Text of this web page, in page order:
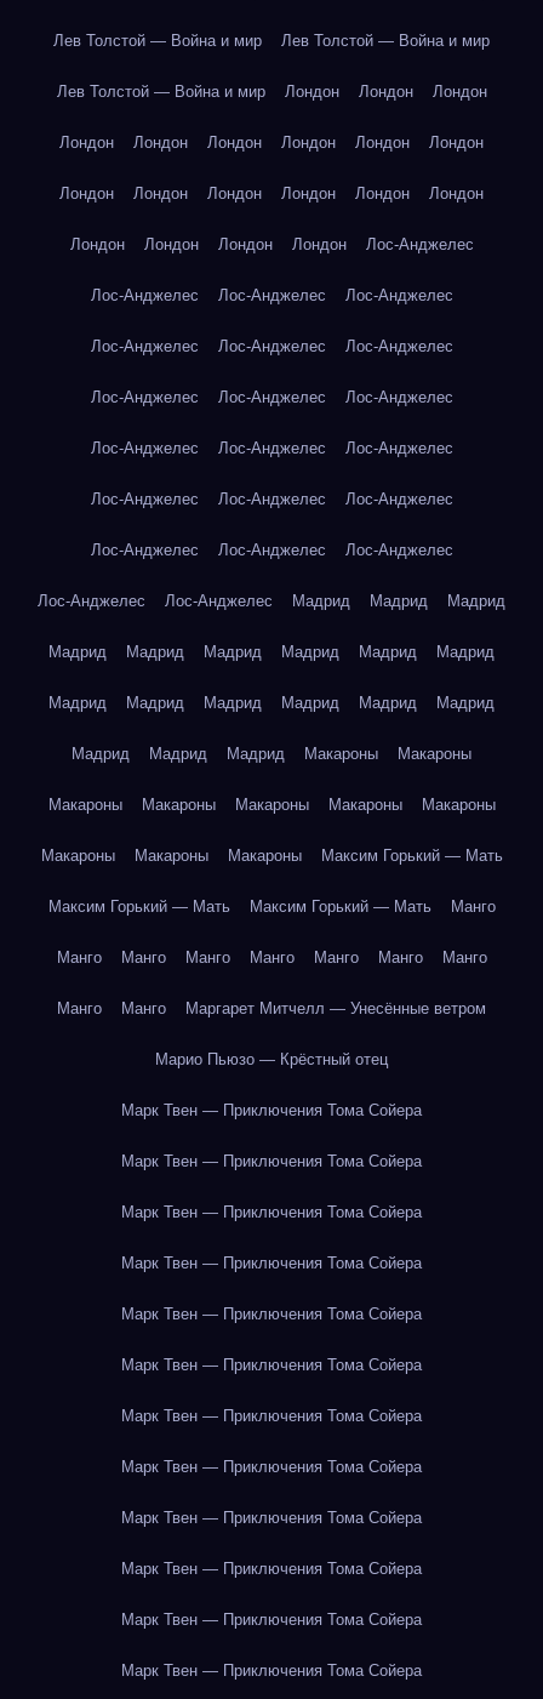
Лев Толстой — Война и мир Лев Толстой — Война и мир
Лев Толстой — Война и мир Лондон Лондон Лондон
Лондон Лондон Лондон Лондон Лондон Лондон
Лондон Лондон Лондон Лондон Лондон Лондон
Лондон Лондон Лондон Лондон Лос-Анджелес
Лос-Анджелес Лос-Анджелес Лос-Анджелес
Лос-Анджелес Лос-Анджелес Лос-Анджелес
Лос-Анджелес Лос-Анджелес Лос-Анджелес
Лос-Анджелес Лос-Анджелес Лос-Анджелес
Лос-Анджелес Лос-Анджелес Лос-Анджелес
Лос-Анджелес Лос-Анджелес Лос-Анджелес
Лос-Анджелес Лос-Анджелес Мадрид Мадрид Мадрид
Мадрид Мадрид Мадрид Мадрид Мадрид Мадрид
Мадрид Мадрид Мадрид Мадрид Мадрид Мадрид
Мадрид Мадрид Мадрид Макароны Макароны
Макароны Макароны Макароны Макароны Макароны
Макароны Макароны Макароны Максим Горький — Мать
Максим Горький — Мать Максим Горький — Мать Манго
Манго Манго Манго Манго Манго Манго Манго
Манго Манго Маргарет Митчелл — Унесённые ветром
Марио Пьюзо — Крёстный отец
Марк Твен — Приключения Тома Сойера
Марк Твен — Приключения Тома Сойера
Марк Твен — Приключения Тома Сойера
Марк Твен — Приключения Тома Сойера
Марк Твен — Приключения Тома Сойера
Марк Твен — Приключения Тома Сойера
Марк Твен — Приключения Тома Сойера
Марк Твен — Приключения Тома Сойера
Марк Твен — Приключения Тома Сойера
Марк Твен — Приключения Тома Сойера
Марк Твен — Приключения Тома Сойера
Марк Твен — Приключения Тома Сойера